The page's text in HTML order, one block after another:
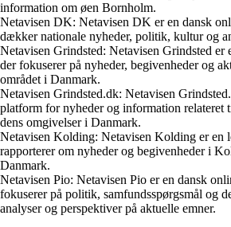
information om øen Bornholm.
Netavisen DK: Netavisen DK er en dansk
dækker nationale nyheder, politik, kultur og
Netavisen Grindsted: Netavisen Grindsted er
der fokuserer på nyheder, begivenheder og
området i Danmark.
Netavisen Grindsted.dk: Netavisen
platform for nyheder og information relateret
dens omgivelser i Danmark.
Netavisen Kolding: Netavisen Kolding er en
rapporterer om nyheder og begivenheder i
Danmark.
Netavisen Pio: Netavisen Pio er en dansk
fokuserer på politik, samfundsspørgsmål og
analyser og perspektiver på aktuelle emner.